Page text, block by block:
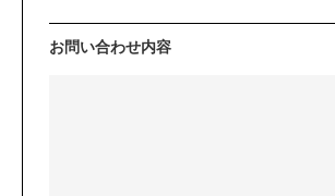
お問い合わせ内容